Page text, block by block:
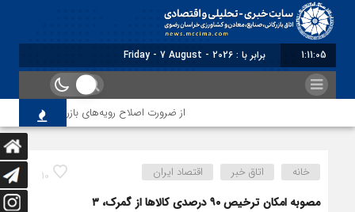
1:11:05 برابر با : Friday - 7 August - 2026
از ضرورت اصلاح رویه‌های بازرسی تا لزوم
10 خانه اتاق خبر اقتصاد ایران
مصوبه امکان ترخیص ۹۰ درصدی کالاها از گمرک، ۳